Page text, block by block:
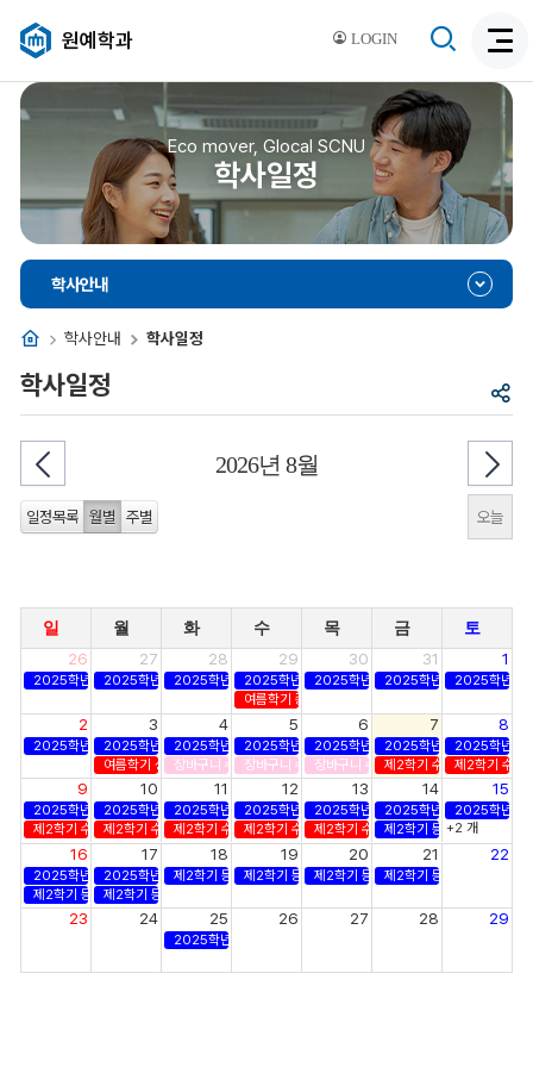
LOGIN
원예학과
색
활
성
색
Eco mover, Glocal SCNU
학사일정
홈 학사안내 학사일정
학사안내
공
학사일정
오늘
일정목록 월별 주별
2026년 8월
일 월 화 수 목 금 토
26 27 28 29 30 31 1
2025학년도 후기 졸업사정
2025학년도 후기 졸업사정
2025학년도 후기 졸업사정
2025학년도 후기 졸업사정
2025학년도 후기 졸업사정
2025학년도 후기 졸업사정
2025학년도
여름학기 종강
2 3 4 5 6 7 8
2025학년도 후기 졸업사정
2025학년도 후기 졸업사정
2025학년도 후기 졸업사정
2025학년도 후기 졸업사정
2025학년도 후기 졸업사정
2025학년도 후기 졸업사정
2025학년도
여름학기 성적 확정장바구니 수강신청장바구니 수강신청장바구니 수강신청제2학기 수강신청제2학기 수강
9 10 11 12 13 14 15
2025학년도 후기 졸업사정
2025학년도 후기 졸업사정
2025학년도 후기 졸업사정
2025학년도 후기 졸업사정
2025학년도 후기 졸업사정
2025학년도 후기 졸업사정
2025학년도
제2학기 수강신청제2학기 수강신청제2학기 수강신청제2학기 수강신청제2학기 수강신청제2학기 등록+2 개
16 17 18 19 20 21 22
2025학년도 후기 졸업사정
2025학년도 후기 졸업사정
제2학기 등록제2학기 등록제2학기 등록제2학기 등록
제2학기 등록제2학기 등록
23 24 25 26 27 28 29
2025학년도 후기 학위수여식